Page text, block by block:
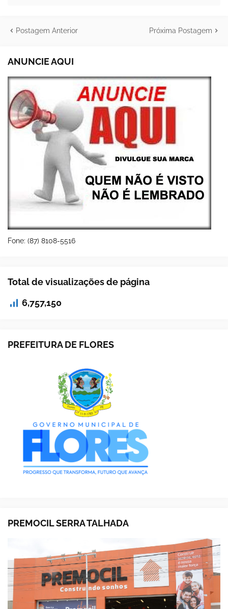
Postagem Anterior Próxima Postagem
ANUNCIE AQUI
Fone: (87) 8108-5516
Total de visualizações de página
6,757,150
PREFEITURA DE FLORES
PREMOCIL SERRA TALHADA